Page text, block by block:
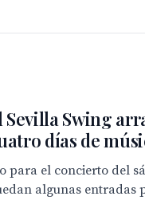
Sevilla Swing
días de
para el concierto del
algunas entradas